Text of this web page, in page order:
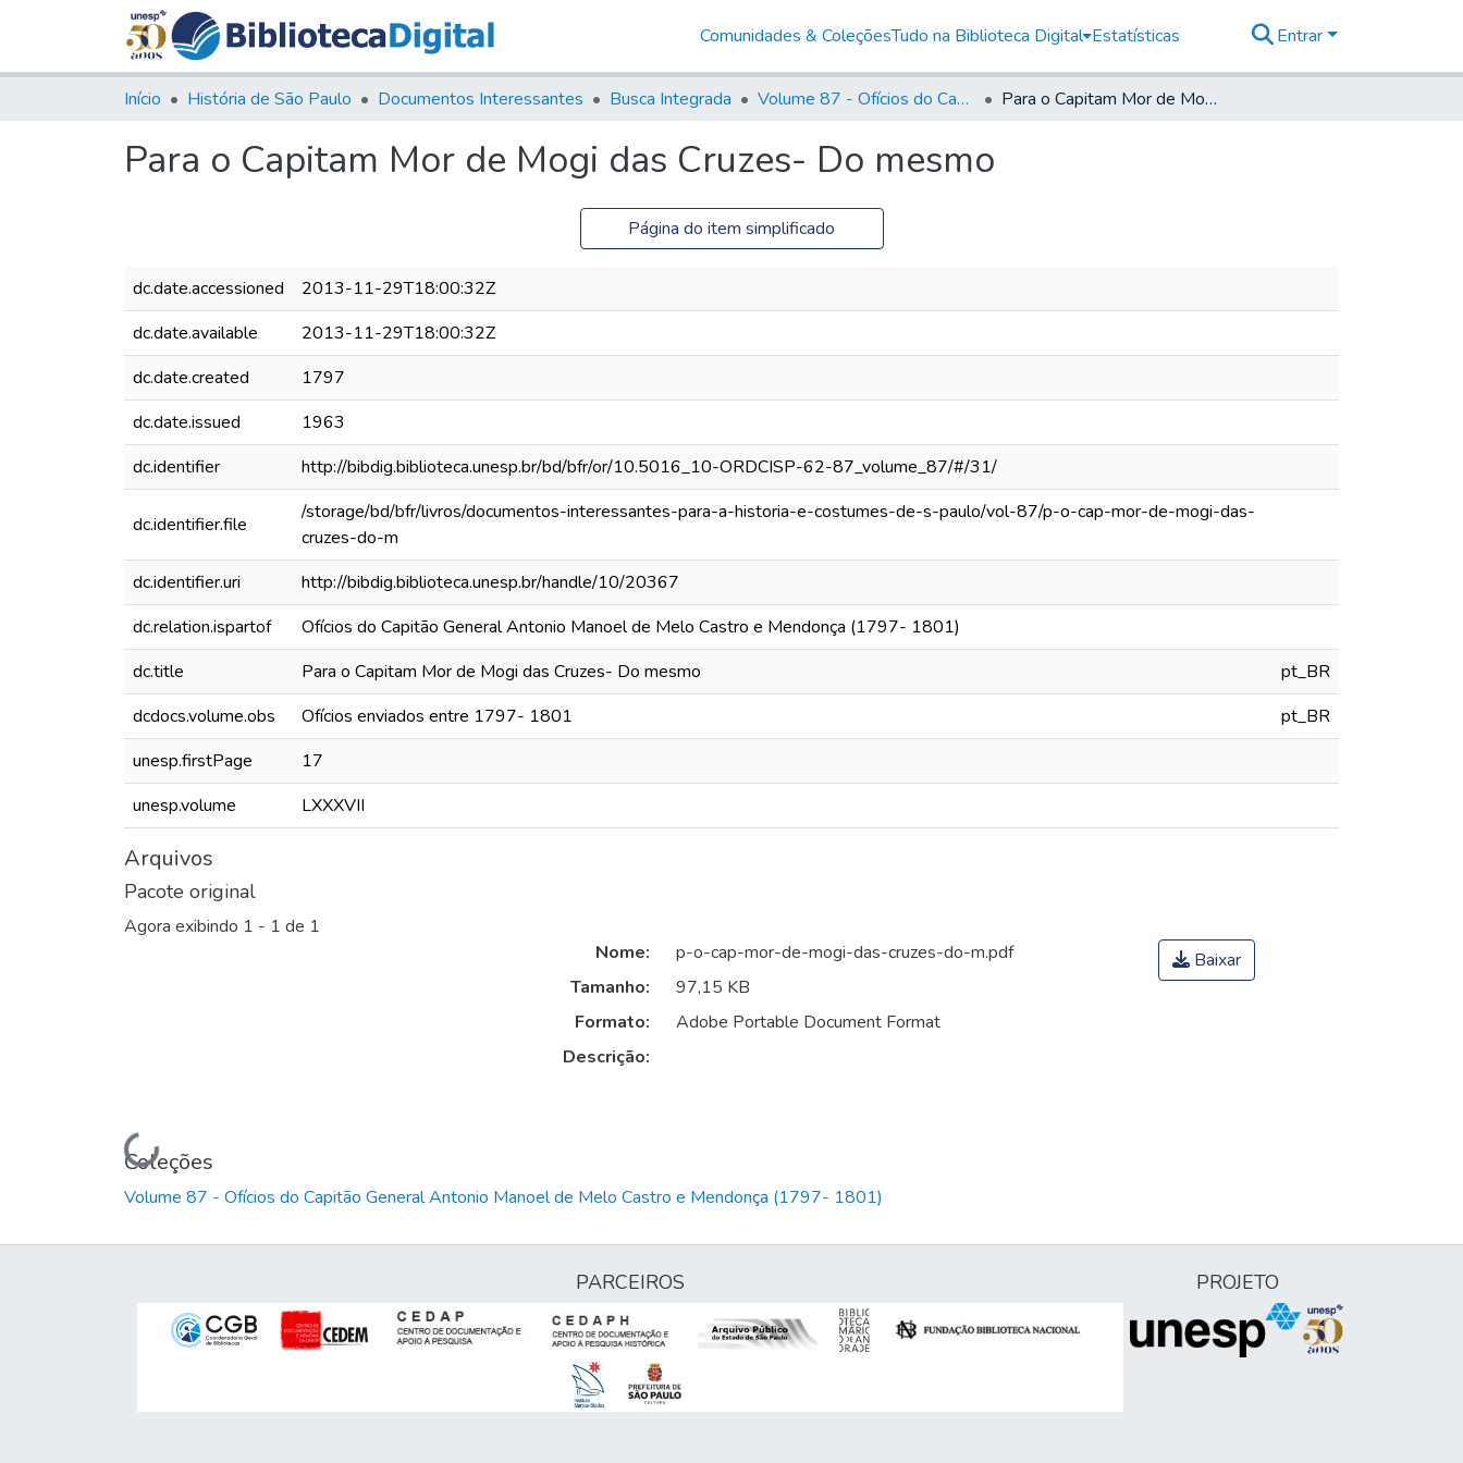
Comunidades & ColeçõesTudo na Biblioteca Digital Estatísticas Entrar
Início História de São Paulo Documentos Interessantes Busca Integrada Volume 87 - Ofícios do Capitão General Antonio Manoel de Melo Castro e Mendonça (1797- 1801) Para o Capitam Mor de Mogi das Cruzes- Do mesmo
Para o Capitam Mor de Mogi das Cruzes- Do mesmo
Página do item simplificado
dc.date.accessioned
2013-11-29T18:00:32Z
dc.date.available
2013-11-29T18:00:32Z
dc.date.created
1797
dc.date.issued
1963
dc.identifier
http://bibdig.biblioteca.unesp.br/bd/bfr/or/10.5016_10-ORDCISP-62-87_volume_87/#/31/
dc.identifier.file
/storage/bd/bfr/livros/documentos-interessantes-para-a-historia-e-costumes-de-s-paulo/vol-87/p-o-cap-mor-de-mogi-das-
cruzes-do-m
dc.identifier.uri
http://bibdig.biblioteca.unesp.br/handle/10/20367
dc.relation.ispartof
Ofícios do Capitão General Antonio Manoel de Melo Castro e Mendonça (1797- 1801)
dc.title
Para o Capitam Mor de Mogi das Cruzes- Do mesmo
pt_BR
dcdocs.volume.obs
Ofícios enviados entre 1797- 1801
pt_BR
unesp.firstPage
17
unesp.volume
LXXXVII
Arquivos
Pacote original
Agora exibindo 1 - 1 de 1
Carregando...
Nome:
p-o-cap-mor-de-mogi-das-cruzes-do-m.pdf
Tamanho:
97,15 KB
Formato:
Adobe Portable Document Format
Descrição:
Baixar
Coleções
Volume 87 - Ofícios do Capitão General Antonio Manoel de Melo Castro e Mendonça (1797- 1801)
PARCEIROS PROJETO